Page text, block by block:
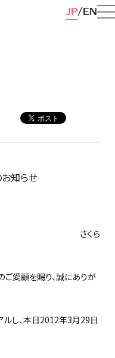
JP EN
お知らせ
ら
ご愛顧を賜り、誠にありが
ルし、本日2012年3月29日